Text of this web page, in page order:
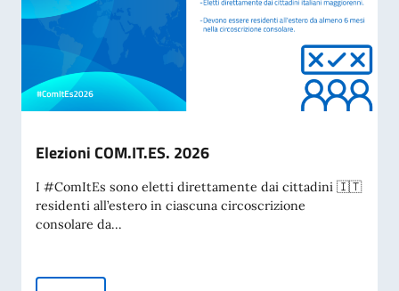
Elezioni COM.IT.ES. 2026
I #ComItEs sono eletti direttamente dai cittadini 🇮🇹
residenti all’estero in ciascuna circoscrizione
consolare da...